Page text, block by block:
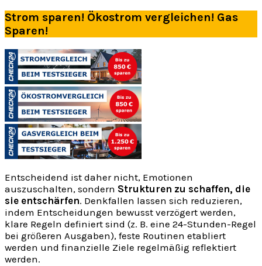
Strom sparen! Ökostrom vergleichen! Gas
Sparen!
Entscheidend ist daher nicht, Emotionen
auszuschalten, sondern Strukturen zu schaffen, die
sie entschärfen. Denkfallen lassen sich reduzieren,
indem Entscheidungen bewusst verzögert werden,
klare Regeln definiert sind (z. B. eine 24-Stunden-Regel
bei größeren Ausgaben), feste Routinen etabliert
werden und finanzielle Ziele regelmäßig reflektiert
werden.